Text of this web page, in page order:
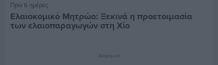
Πριν 6 ημέρες
Ελαιοκομικό Μητρώο: Ξεκινά η προετοιμασία
των ελαιοπαραγωγών στη Χίο
Διαφήμιση